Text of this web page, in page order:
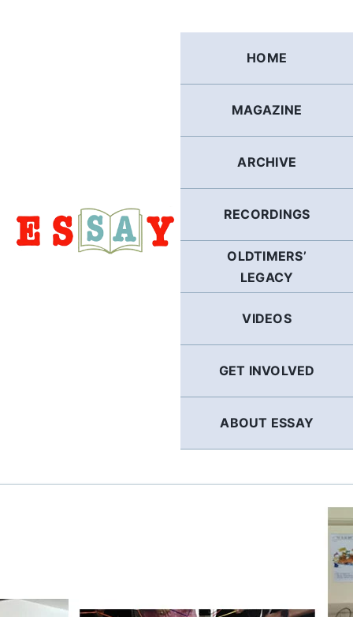
HOME
MAGAZINE
ARCHIVE
RECORDINGS
OLDTIMERS’
LEGACY
VIDEOS
GET INVOLVED
ABOUT ESSAY